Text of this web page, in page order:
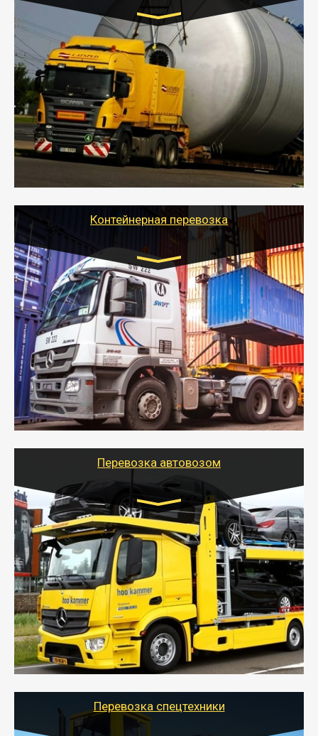
Цена за км. Рассчитывается
индивидуально
- Перевозка техники и негабаритных грузов
осуществляется после получения разрешения на
перевозку (обычно 7-14 дней).
- Тайгер Логистик в короткие сроки поможет вам
качественно и безопасно перевезти негабаритные
грузы по всей России тралом, манипулятором и
другим транспортом и подобрать оптимальный
Контейнерная перевозка
Цена за км. Рассчитывается
индивидуально
- Контейнерные грузоперевозки на специальном
оборудованном транспорте быстро, качественно и
безопасно.
- Наша транспортная компания поможет
организовать доставку в порт и из порта
стандартных контейнеров на контейнеровозе,
шаландах и площадках (открытых кузовах),
используя надежные крепления.
Перевозка автовозом
Цена за км. Рассчитывается
индивидуально
- Перевозка автовозом от Тайгер Логистик – это
быстрый и безопасный способ доставить несколько
легковых автомобилей за одну поездку в другой
город.
- Наша транспортная компания организует доставку
машин автовозом, подобрав оптимальный маршрут с
учетом всех особенности по пути следования.
Перевозка спецтехники